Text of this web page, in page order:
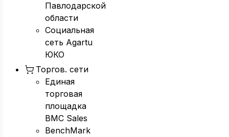
Павлодарской
области
Социальная
сеть Agartu
ЮКО
Торгов. сети
Единая
торговая
площадка
BMC Sales
BenchMark